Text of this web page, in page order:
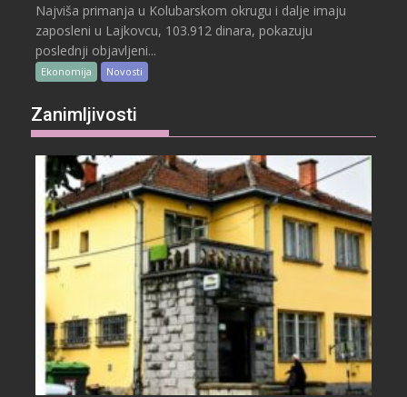
Najviša primanja u Kolubarskom okrugu i dalje imaju
zaposleni u Lajkovcu, 103.912 dinara, pokazuju
poslednji objavljeni...
Ekonomija Novosti
Zanimljivosti